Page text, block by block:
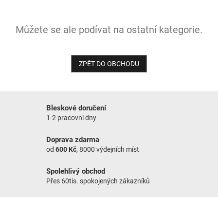
Můžete se ale podívat na ostatní kategorie.
ZPĚT DO OBCHODU
Bleskové doručení
1-2 pracovní dny
Doprava zdarma
od 600 Kč, 8000 výdejních míst
Spolehlivý obchod
Přes 60tis. spokojených zákazníků